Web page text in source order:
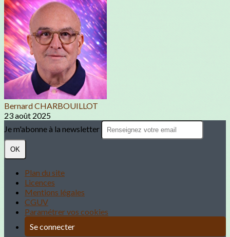
Bernard CHARBOUILLOT
23 août 2025
Je m'abonne à la newsletter
OK
Plan du site
Licences
Mentions légales
CGUV
Paramétrer vos cookies
Se connecter